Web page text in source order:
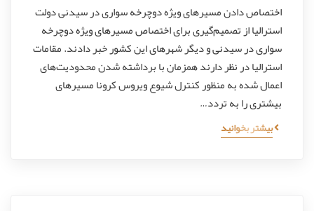
اختصاص دادن مسیرهای ویژه دوچرخه سواری در سیدنی دولت
استرالیا از تصمیم‌گیری برای اختصاص مسیرهای ویژه دوچرخه
سواری در سیدنی و دیگر شهرهای این کشور خبر دادند. مقامات
استرالیا در نظر دارند همزمان با برداشته شدن محدودیت‌های
اعمال شده به منظور کنترل شیوع ویروس کرونا مسیرهای
بیشتری را به تردد…
بیشتر بخوانید